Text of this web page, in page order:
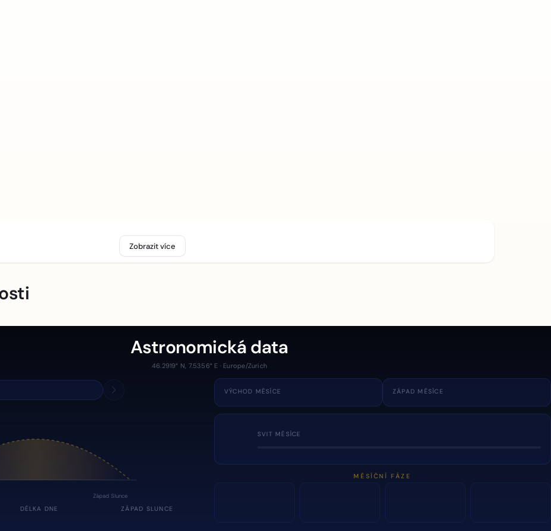
Zobrazit více
Astronomická data
46.2919° N, 7.5356° E · Europe/Zurich
Západ Slunce
DÉLKA DNE ZÁPAD SLUNCE
VÝCHOD MĚSÍCE ZÁPAD MĚSÍCE
SVIT MĚSÍCE
MĚSÍČNÍ FÁZE